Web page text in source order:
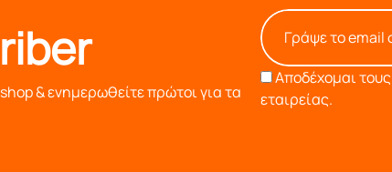
& ενημερωθείτε πρώτοι για τα
Αποδέχομαι τους
εταιρείας.